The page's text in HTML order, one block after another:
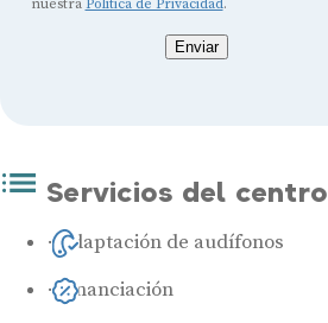
nuestra Política de Privacidad.
Enviar
Servicios del centro
Adaptación de audífonos
Financiación